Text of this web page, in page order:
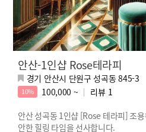
안산-1인샵 Rose테라피
경기 안산시 단원구 성곡동 845-3
10% 100,000 ~ 리뷰 1
안산 성곡동 1인샵 [Rose 테라피] 조
안한 힐링 타임을 선사합니다.